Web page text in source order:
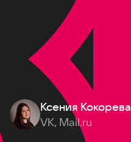
Ксения Кокорева
VK, Mail.ru